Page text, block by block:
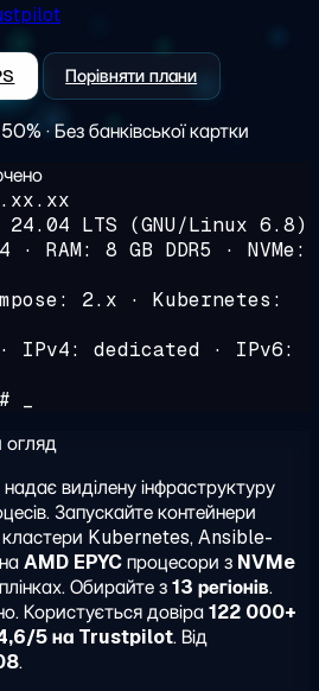
Порівняти плани
· Без банківської картки
24.04 LTS (GNU/Linux 6.8)
· RAM: 8 GB DDR5 · NVMe:
2.x · Kubernetes:
IPv4: dedicated · IPv6:
_
огляд
надає виділену інфраструктуру
Запускайте контейнери
Kubernetes, Ansible-
AMD EPYCпроцесори з NVMe
Обирайте з13 регіонів.
Користується довіра122 000+
5 на Trustpilot. Від
.